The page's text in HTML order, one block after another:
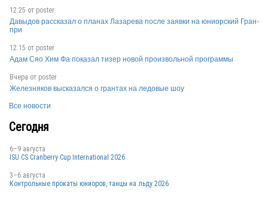
CZE
12:25 от poster
Давыдов рассказал о планах Лазарева после заявки на юниорский Гран-
при
12:15 от poster
Адам Сяо Хим Фа показал тизер новой произвольной программы
Вчера от poster
Железняков высказался о грантах на ледовые шоу
Все новости
Сегодня
6–9 августа
ISU CS Cranberry Cup International 2026
3–6 августа
Контрольные прокаты юниоров, танцы на льду 2026